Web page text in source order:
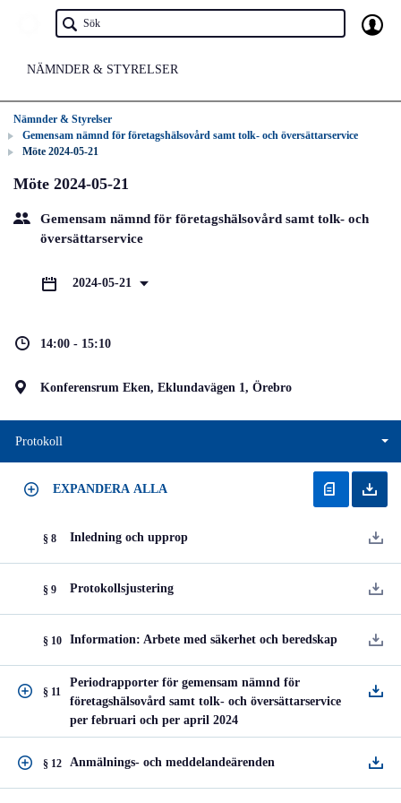
NÄMNDER & STYRELSER
Nämnder & Styrelser
Gemensam nämnd för företagshälsovård samt tolk- och översättarservice
Möte 2024-05-21
Möte 2024-05-21
Gemensam nämnd för företagshälsovård samt tolk- och
översättarservice
2024-05-21
14:00 - 15:10
Konferensrum Eken, Eklundavägen 1, Örebro
Protokoll
EXPANDERA ALLA
§ 8 Inledning och upprop
§ 9 Protokollsjustering
§ 10 Information: Arbete med säkerhet och beredskap
§ 11
Periodrapporter för gemensam nämnd för
företagshälsovård samt tolk- och översättarservice
per februari och per april 2024
§ 12 Anmälnings- och meddelandeärenden